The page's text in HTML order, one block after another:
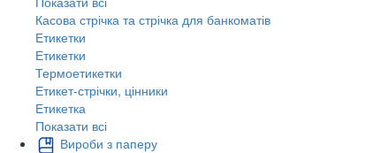
Касова стрічка та стрічка для банкоматів
Етикетки
Етикетки
Термоетикетки
Етикет-стрічки, цінники
Етикетка
Показати всі
Вироби з паперу